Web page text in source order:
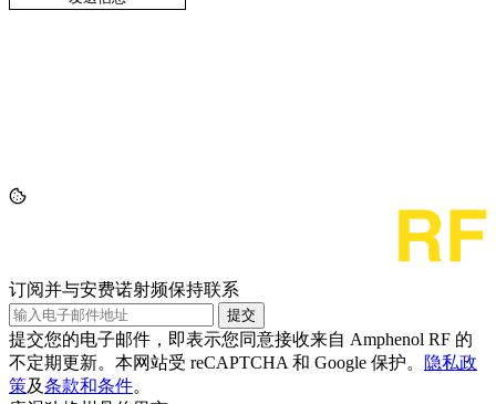
订阅并与安费诺射频保持联系
提交
提交您的电子邮件，即表示您同意接收来自 Amphenol RF 的
不定期更新。本网站受 reCAPTCHA 和 Google 保护。
隐私政
策及条款和条件。